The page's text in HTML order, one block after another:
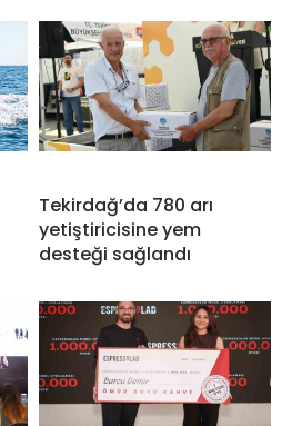
Tekirdağ’da 780 arı
yetiştiricisine yem
desteği sağlandı